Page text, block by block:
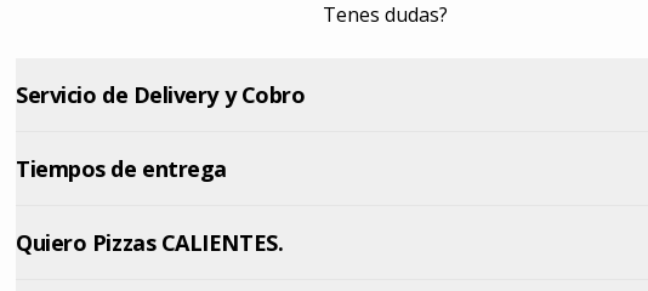
Tenes dudas?
Servicio de Delivery y Cobro
Tiempos de entrega
Quiero Pizzas CALIENTES.